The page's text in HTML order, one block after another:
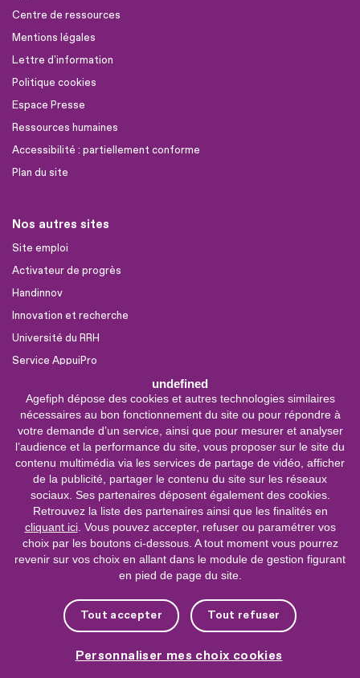
undefined
Agefiph dépose des cookies et autres technologies similaires
nécessaires au bon fonctionnement du site ou pour répondre à
votre demande d’un service, ainsi que pour mesurer et analyser
l’audience et la performance du site, vous proposer sur le site du
contenu multimédia via les services de partage de vidéo, afficher
de la publicité, partager le contenu du site sur les réseaux
sociaux. Ses partenaires déposent également des cookies.
Retrouvez la liste des partenaires ainsi que les finalités en
cliquant ici. Vous pouvez accepter, refuser ou paramétrer vos
choix par les boutons ci-dessous. A tout moment vous pourrez
revenir sur vos choix en allant dans le module de gestion figurant
en pied de page du site.
Tout accepter Tout refuser
Personnaliser mes choix cookies
Centre de ressources
Mentions légales
Lettre d'information
Politique cookies
Espace Presse
Ressources humaines
Accessibilité : partiellement conforme
Plan du site
Nos autres sites
Site emploi
Activateur de progrès
Handinnov
Innovation et recherche
Université du RRH
Service AppuiPro
Nous suivre
Youtube
Linkedin
Facebook
0 800 11 10 09
Service &
appel gratuits
Nous contacter
Plateforme de mise en contact LSF